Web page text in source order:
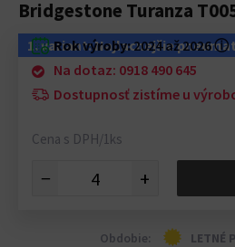
Bridgestone Turanza
1. variant: Najlacnejšie
Rok výroby:2024 až 2026ⓘ
Na dotaz: 0918 490 645
Dostupnosť zistíme u
Cena s DPH/1ks
− +
Obdobie: LETNÉ